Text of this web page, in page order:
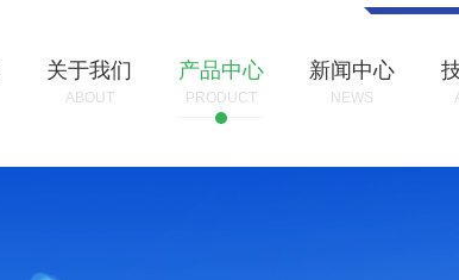
关于我们
ABOUT
产品中心
PRODUCT
新闻中心
NEWS